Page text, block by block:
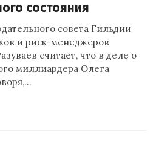
состояния
совета Гильдии
и риск-менеджеров
считает, что в деле о
миллиардера Олега